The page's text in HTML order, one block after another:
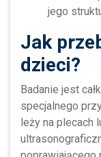
jego
Jak
dzieci?
Badanie jest
specjalnego
leży na plecach